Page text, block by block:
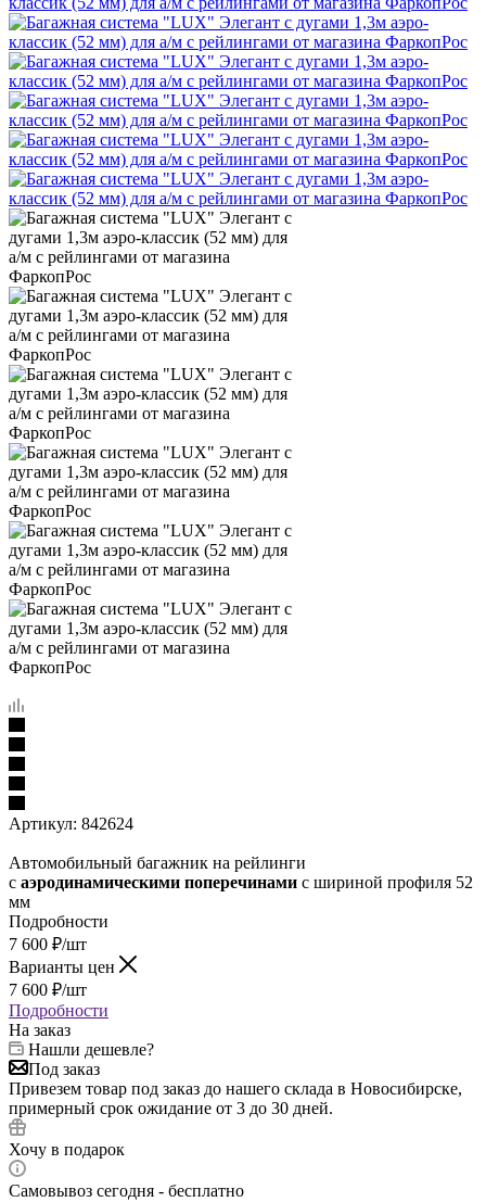
Артикул: 842624
Автомобильный багажник на рейлинги
с аэродинамическими поперечинами с шириной профиля 52
мм
Подробности
7 600 ₽/шт
Варианты цен
7 600 ₽/шт
Подробности
На заказ
Нашли дешевле?
Под заказ
Привезем товар под заказ до нашего склада в Новосибирске,
примерный срок ожидание от 3 до 30 дней.
Хочу в подарок
Самовывоз сегодня - бесплатно